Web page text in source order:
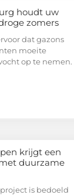
houdt uw
zomers
dat gazons
moeite
op te nemen.
krijgt een
duurzame
is bedoeld